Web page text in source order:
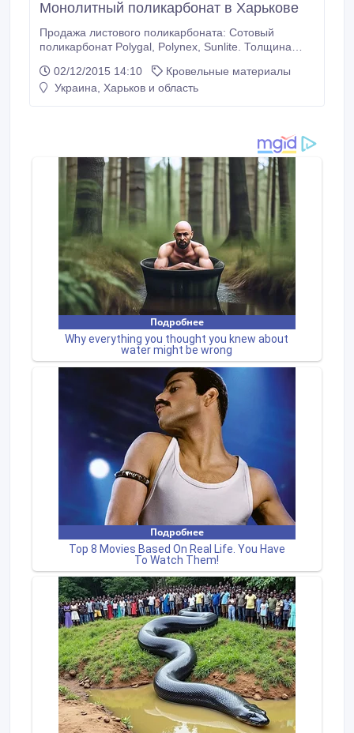
Монолитный поликарбонат в Харькове
Продажа листового поликарбоната: Сотовый
поликарбонат Polygal, Polynex, Sunlite. Толщина
12м*2.1м. Монолитный поликарбонат Palram,
Monogal. Толщина 2.3.4.5.6.8.10.12 мм. Размеры
02/12/2015 14:10
Кровельные материалы
Украина, Харьков и область